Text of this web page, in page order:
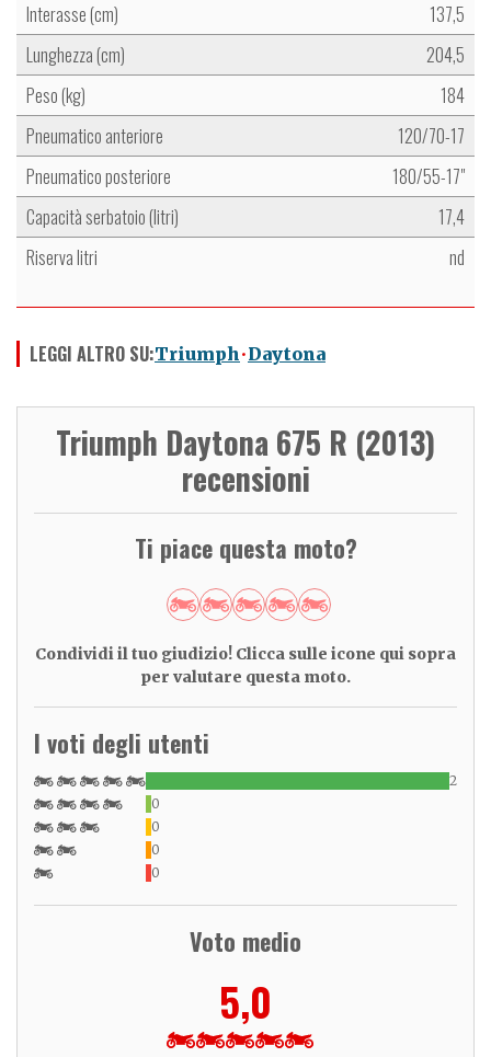
Interasse (cm)
137,5
Lunghezza (cm)
204,5
Peso (kg)
184
Pneumatico anteriore
120/70-17
Pneumatico posteriore
180/55-17"
Capacità serbatoio (litri)
17,4
Riserva litri
nd
LEGGI ALTRO SU:Triumph Daytona
Triumph Daytona 675 R (2013)
recensioni
Ti piace questa moto?
Condividi il tuo giudizio! Clicca sulle icone qui sopra
per valutare questa moto.
I voti degli utenti
2
0
0
0
0
Voto medio
5,0